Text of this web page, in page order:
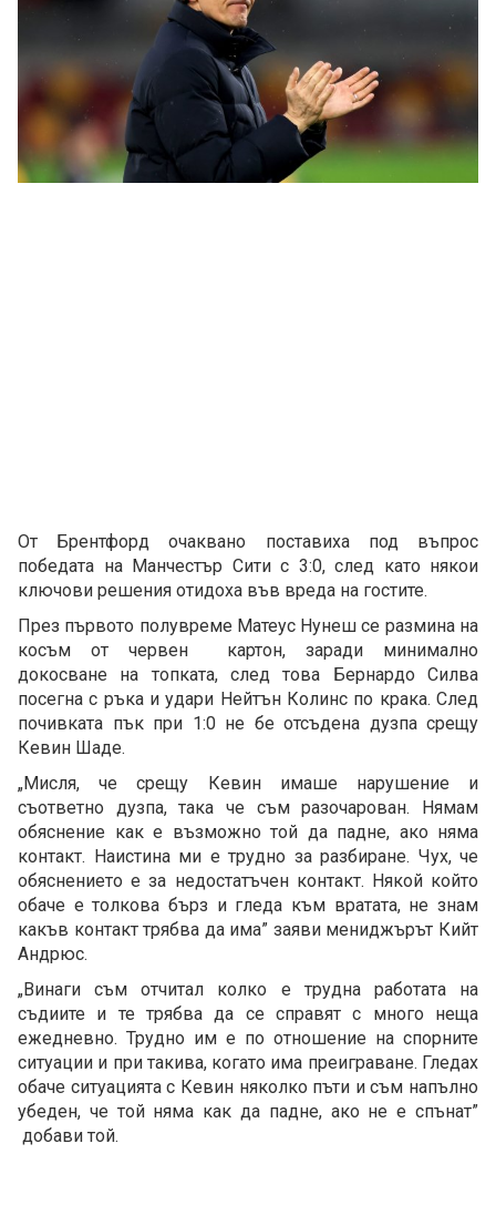
От Брентфорд очаквано поставиха под въпрос
победата на Манчестър Сити с 3:0, след като някои
ключови решения отидоха във вреда на гостите.
През първото полувреме Матеус Нунеш се размина на
косъм от червен картон, заради минимално
докосване на топката, след това Бернардо Силва
посегна с ръка и удари Нейтън Колинс по крака. След
почивката пък при 1:0 не бе отсъдена дузпа срещу
Кевин Шаде.
„Мисля, че срещу Кевин имаше нарушение и
съответно дузпа, така че съм разочарован. Нямам
обяснение как е възможно той да падне, ако няма
контакт. Наистина ми е трудно за разбиране. Чух, че
обяснението е за недостатъчен контакт. Някой който
обаче е толкова бърз и гледа към вратата, не знам
какъв контакт трябва да има” заяви мениджърът Кийт
Андрюс.
„Винаги съм отчитал колко е трудна работата на
съдиите и те трябва да се справят с много неща
ежедневно. Трудно им е по отношение на спорните
ситуации и при такива, когато има преиграване. Гледах
обаче ситуацията с Кевин няколко пъти и съм напълно
убеден, че той няма как да падне, ако не е спънат”
добави той.